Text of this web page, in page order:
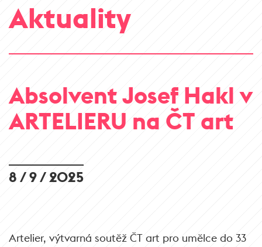
Aktuality
Absolvent Josef Hakl v
ARTELIERU na ČT art
8 / 9 / 2025
Artelier, výtvarná soutěž ČT art pro umělce do 33